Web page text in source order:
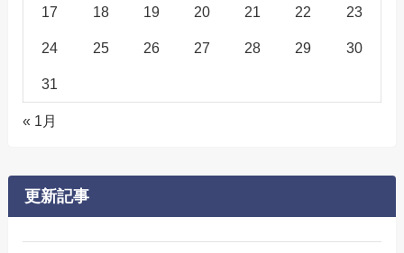
17 18 19 20 21 22 23
24 25 26 27 28 29 30
31
« 1月
更新記事